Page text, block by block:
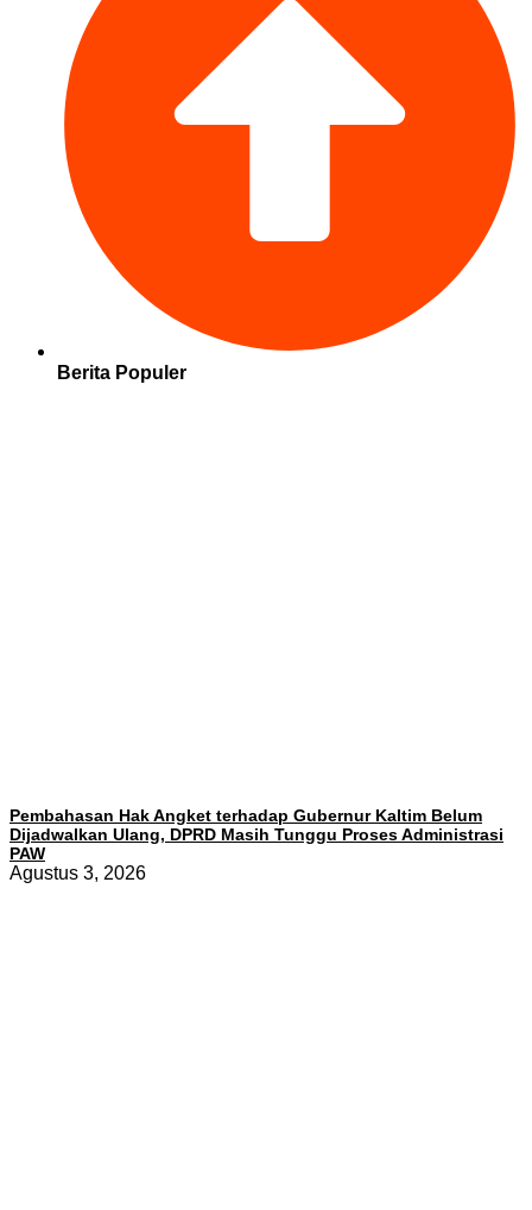
Berita Populer
Pembahasan Hak Angket terhadap Gubernur Kaltim Belum
Dijadwalkan Ulang, DPRD Masih Tunggu Proses Administrasi
PAW
Agustus 3, 2026